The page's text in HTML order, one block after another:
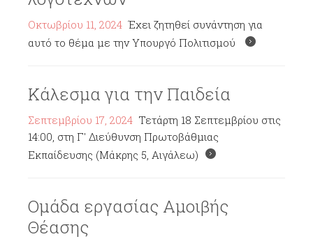
Οκτωβρίου 11, 2024 Έχει ζητηθεί συνάντηση για
αυτό το θέμα με την Υπουργό Πολιτισμού
Κάλεσμα για την Παιδεία
Σεπτεμβρίου 17, 2024 Τετάρτη 18 Σεπτεμβρίου στις
14:00, στη Γ' Διεύθυνση Πρωτοβάθμιας
Εκπαίδευσης (Μάκρης 5, Αιγάλεω)
Ομάδα εργασίας Αμοιβής
Θέασης